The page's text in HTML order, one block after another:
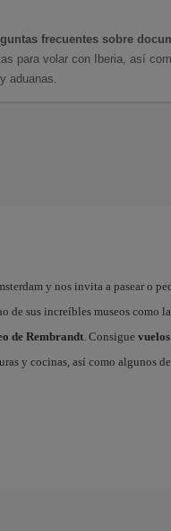
frecuentes sobre
para volar con Iberia, así
aduanas.
y nos invita a pasear o
de sus increíbles museos como la
de Rembrandt. Consigue
y cocinas, así como algunos